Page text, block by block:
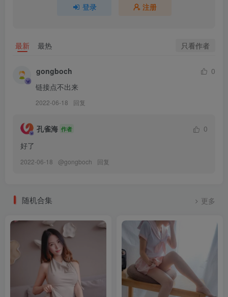
夏鸽鸽不想起床 NO.004 奶牛 [37P10V-169MB]
夏鸽鸽不想起床 NO.001 纹身水钻+自拍 [55P9V-165MB]
登录 注册
最新 最热 只看作者
gongboch
0
链接点不出来
2022-06-18 回复
孔雀海 作者
0
好了
2022-06-18 @gongboch 回复
随机合集 更多